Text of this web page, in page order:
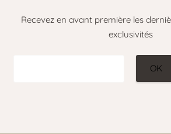
Recevez en avant première les
exclusivités